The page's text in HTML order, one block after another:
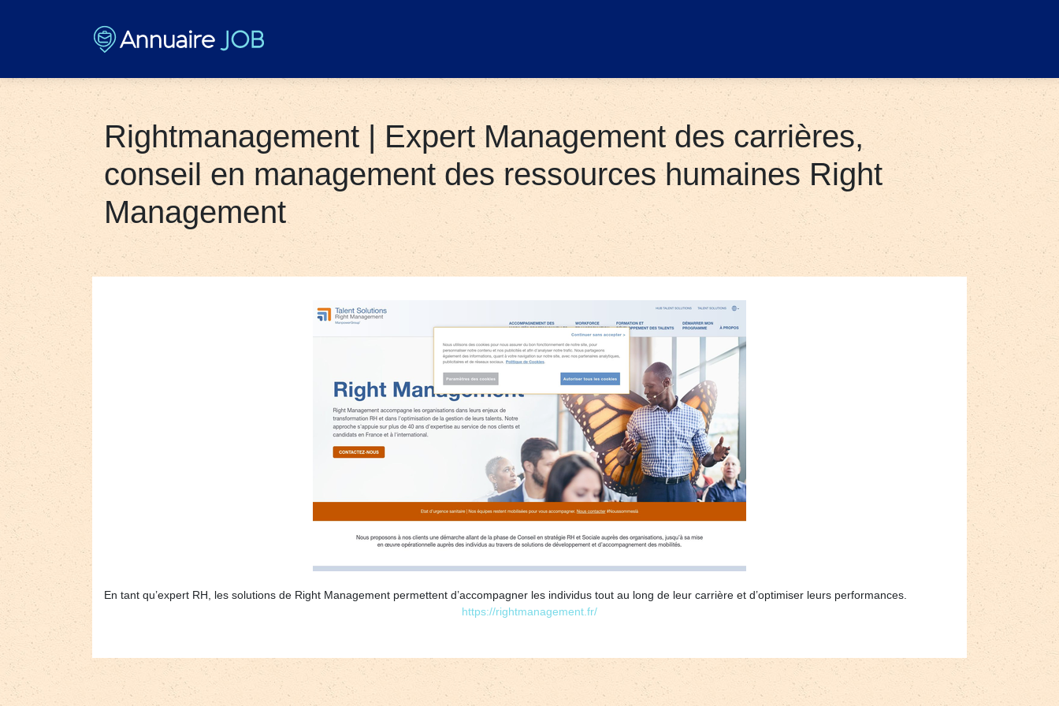
Rightmanage­ment | Expert Management des carrières,
conseil en management des ressources humaines Right
Management
En tant qu’expert RH, les solutions de Right Management permettent d’accompagner les individus tout au long de leur carrière et d’optimiser leurs performances.
https://rightmanagement.fr/